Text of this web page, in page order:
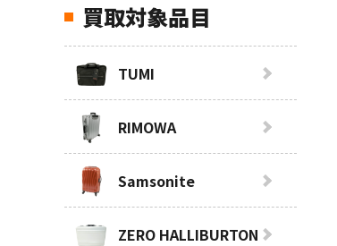
買取対象品目
TUMI
RIMOWA
Samsonite
ZERO HALLIBURTON